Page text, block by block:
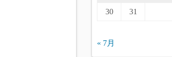
30 31
« 7月